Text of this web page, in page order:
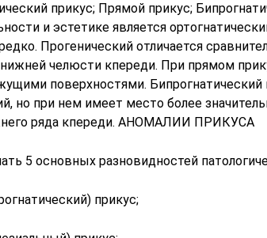
прикус; Прямой прикус;
и эстетике является
Прогенический отличается
челюсти кпереди. При прямом
поверхностями. Бипрогнатический
но при нем имеет место более
ряда кпереди. АНОМАЛИИ ПРИКУСА
5 основных разновидностей
прикус;